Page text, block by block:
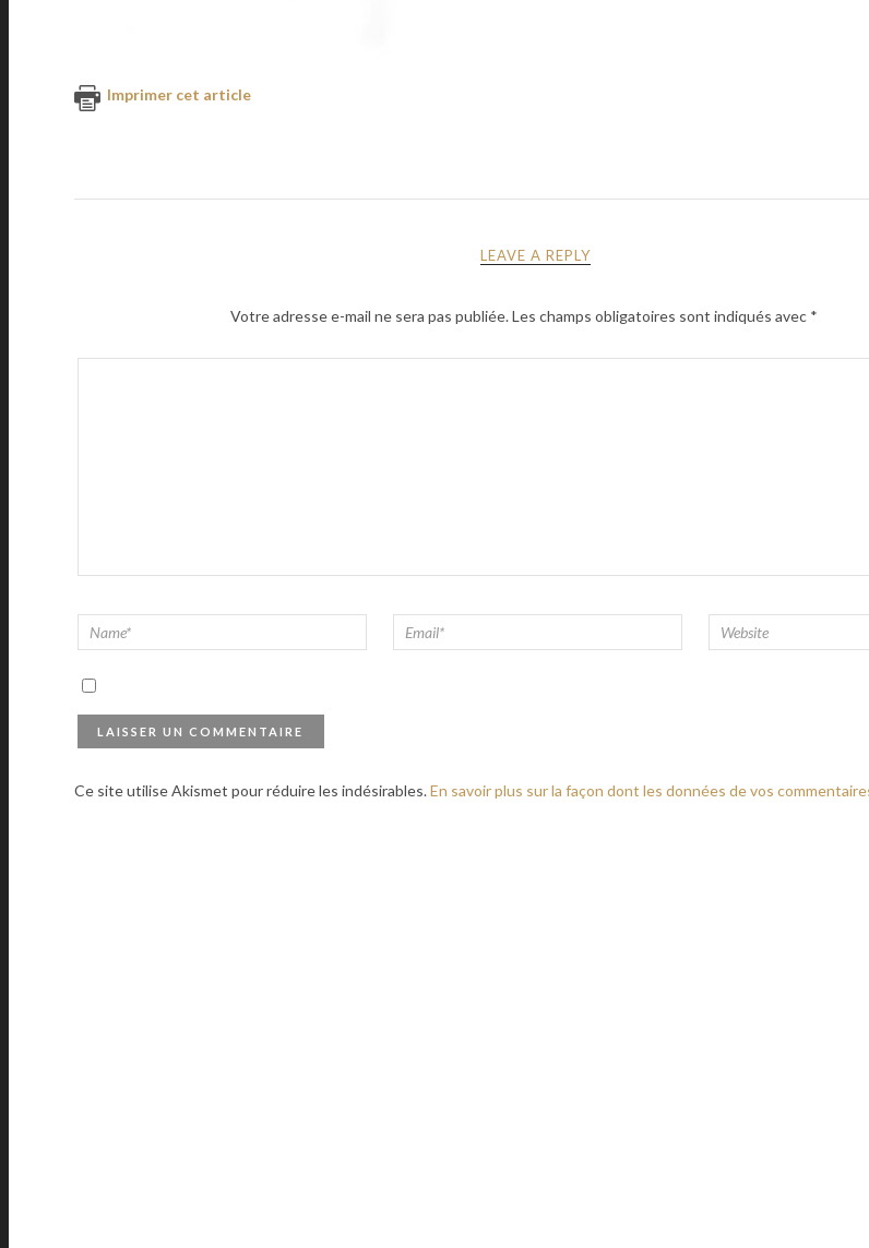
Imprimer cet article
LEAVE A REPLY
Votre adresse e-mail ne sera pas publiée.Les champs obligatoires sont indiqués avec *
Ce site utilise Akismet pour réduire les indésirables.En savoir plus sur la façon dont les données de vos